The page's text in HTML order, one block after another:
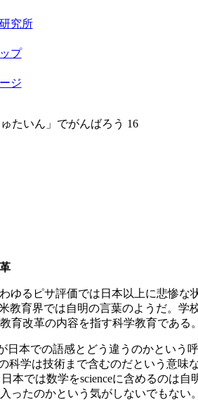
究所
プ
ジ
ゅたいん」でがんばろう 16
るピサ評価では日本以上に悲惨な
育界では自明の言葉のようだ。学
育改革の内容を指す科学教育である。
が日本での語感とどう違うのかとい
学は技術まで含むのだという意味
では数学をscienceに含めるのは
たのかという気がしないでもない